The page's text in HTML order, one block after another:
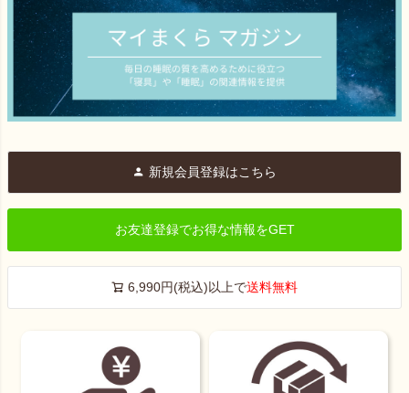
新規会員登録はこちら
お友達登録でお得な情報をGET
6,990円(税込)以上で送料無料